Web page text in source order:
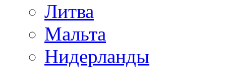
Литва
Мальта
Нидерланды